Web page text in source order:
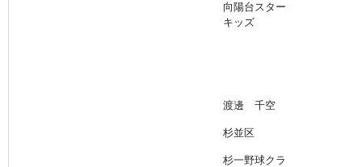
向陽台スター
キッズ
渡邊 千空
杉並区
杉一野球クラ